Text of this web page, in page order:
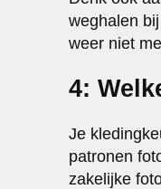
weghalen
weer niet
4:
Je
patronen
zakelijke